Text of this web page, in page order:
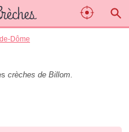
Dôme
crèches de Billom.